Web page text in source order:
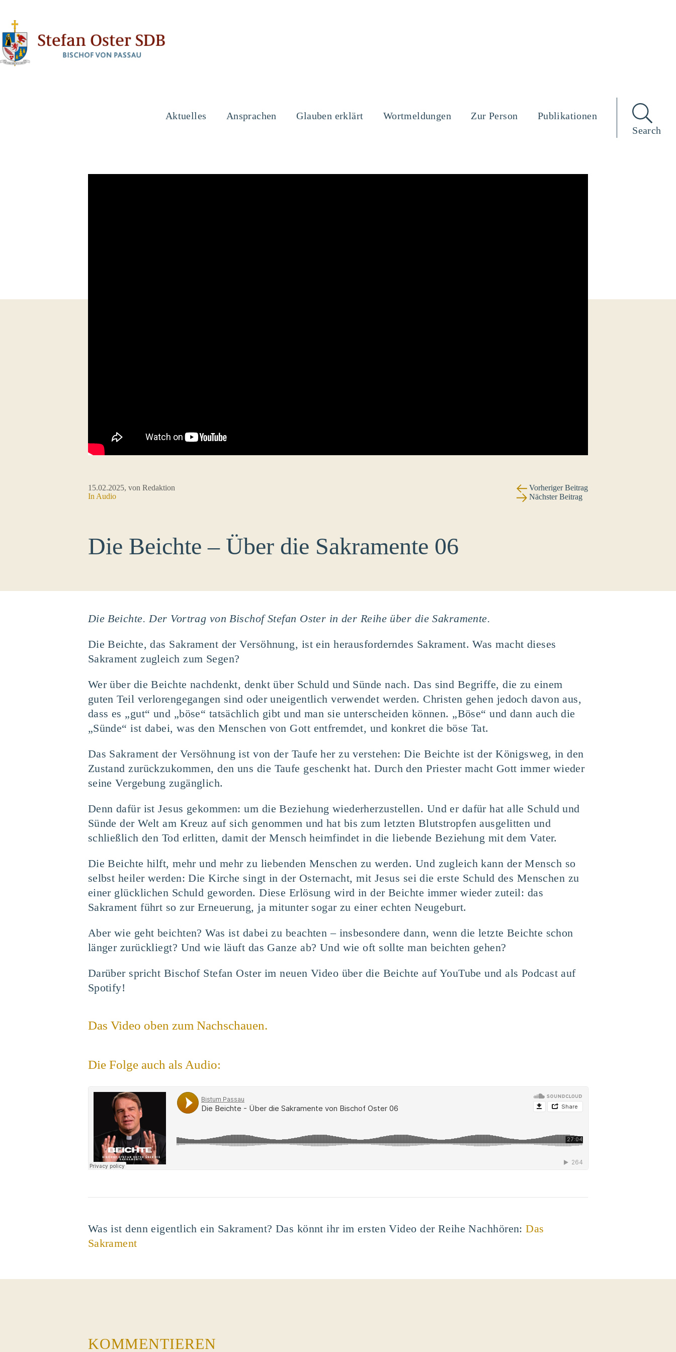
Aktuelles Ansprachen Glauben erklärt Wortmeldungen Zur Person
Publikationen
Search
15.02.2025, von Redaktion
In Audio
Vorheriger Beitrag
Nächster Beitrag
Die Beichte – Über die Sakramente 06
Die Beichte. Der Vortrag von Bischof Stefan Oster in der Reihe über die Sakramente.
Die Beichte, das Sakrament der Versöhnung, ist ein herausforderndes Sakrament. Was macht dieses
Sakrament zugleich zum Segen?
Wer über die Beichte nachdenkt, denkt über Schuld und Sünde nach. Das sind Begriffe, die zu einem
guten Teil verlorengegangen sind oder uneigentlich verwendet werden. Christen gehen jedoch davon aus,
dass es „gut“ und „böse“ tatsächlich gibt und man sie unterscheiden können. „Böse“ und dann auch die
„Sünde“ ist dabei, was den Menschen von Gott entfremdet, und konkret die böse Tat.
Das Sakrament der Versöhnung ist von der Taufe her zu verstehen: Die Beichte ist der Königsweg, in den
Zustand zurückzukommen, den uns die Taufe geschenkt hat. Durch den Priester macht Gott immer wieder
seine Vergebung zugänglich.
Denn dafür ist Jesus gekommen: um die Beziehung wiederherzustellen. Und er dafür hat alle Schuld und
Sünde der Welt am Kreuz auf sich genommen und hat bis zum letzten Blutstropfen ausgelitten und
schließlich den Tod erlitten, damit der Mensch heimfindet in die liebende Beziehung mit dem Vater.
Die Beichte hilft, mehr und mehr zu liebenden Menschen zu werden. Und zugleich kann der Mensch so
selbst heiler werden: Die Kirche singt in der Osternacht, mit Jesus sei die erste Schuld des Menschen zu
einer glücklichen Schuld geworden. Diese Erlösung wird in der Beichte immer wieder zuteil: das
Sakrament führt so zur Erneuerung, ja mitunter sogar zu einer echten Neugeburt.
Aber wie geht beichten? Was ist dabei zu beachten – insbesondere dann, wenn die letzte Beichte schon
länger zurückliegt? Und wie läuft das Ganze ab? Und wie oft sollte man beichten gehen?
Darüber spricht Bischof Stefan Oster im neuen Video über die Beichte auf YouTube und als Podcast auf
Spotify!
Das Video oben zum Nachschauen.
Die Folge auch als Audio:
Was ist denn eigentlich ein Sakrament? Das könnt ihr im ersten Video der Reihe Nachhören:Das
Sakrament
KOMMENTIEREN